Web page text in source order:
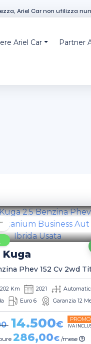
Ariel Car non utilizza
Ariel Car Partner
Kuga
Km 2021
Euro 6 Garanzia 12
14.500€ PROMO!
IVA
286,00€ /mese